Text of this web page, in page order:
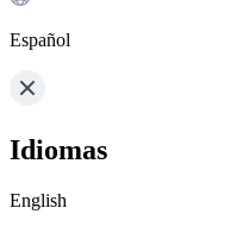
Español
Idiomas
English